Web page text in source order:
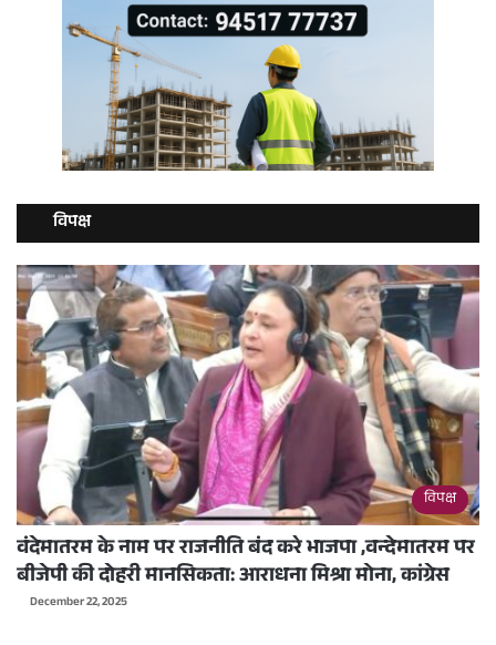
विपक्ष
विपक्ष
वंदेमातरम के नाम पर राजनीति बंद करे भाजपा ,वन्देमातरम पर
बीजेपी की दोहरी मानसिकता: आराधना मिश्रा मोना, कांग्रेस
December 22, 2025